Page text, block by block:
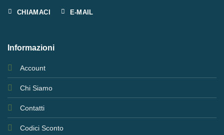
CHIAMACI E-MAIL
Informazioni
Account
Chi Siamo
Contatti
Codici Sconto